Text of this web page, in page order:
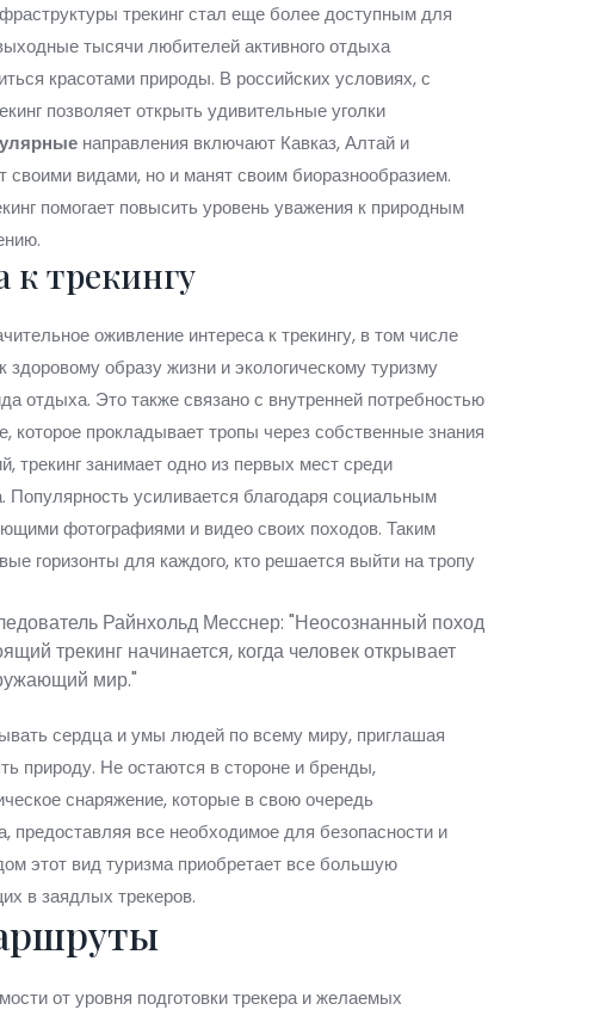
трекинг стал еще более доступным для
тысячи любителей активного отдыха
красотами природы. В российских условиях, с
позволяет открыть удивительные уголки
направления включают Кавказ, Алтай и
видами, но и манят своим биоразнообразием.
помогает повысить уровень уважения к природным
к трекингу
оживление интереса к трекингу, в том числе
образу жизни и экологическому туризму
отдыха. Это также связано с внутренней потребностью
прокладывает тропы через собственные знания
занимает одно из первых мест среди
Популярность усиливается благодаря социальным
фотографиями и видео своих походов. Таким
горизонты для каждого, кто решается выйти на тропу
Райнхольд Месснер: "Неосознанный поход
трекинг начинается, когда человек открывает
мир."
сердца и умы людей по всему миру, приглашая
природу. Не остаются в стороне и бренды,
снаряжение, которые в свою очередь
предоставляя все необходимое для безопасности и
этот вид туризма приобретает все большую
в заядлых трекеров.
от уровня подготовки трекера и желаемых